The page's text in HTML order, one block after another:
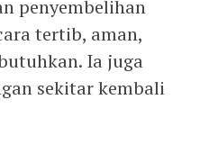
penyembelihan
tertib, aman,
Ia juga
sekitar kembali